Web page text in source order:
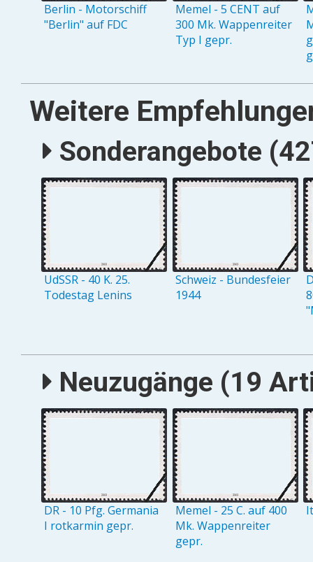
Berlin - Motorschiff
"Berlin" auf FDC
Memel - 5 CENT auf
300 Mk. Wappenreiter
Typ I gepr.
Weitere
Sonderangebote
UdSSR - 40 K. 25.
Todestag Lenins
Schweiz - Bundesfeier
1944
Neuzugänge (19
DR - 10 Pfg. Germania
I rotkarmin gepr.
Memel - 25 C. auf 400
Mk. Wappenreiter
gepr.